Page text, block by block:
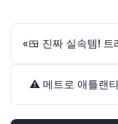
«
⚠️ 메트로 애틀랜